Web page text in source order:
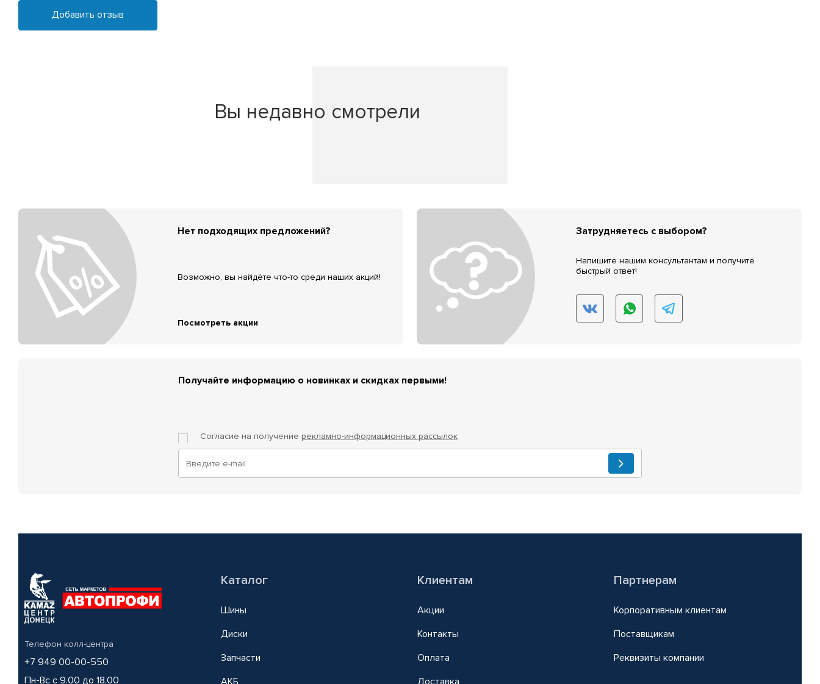
Добавить отзыв
Вы недавно смотрели
Нет подходящих предложений?
Возможно, вы найдёте что-то среди наших акций!
Посмотреть акции
Затрудняетесь с выбором?
Напишите нашим консультантам и получите
быстрый ответ!
Получайте информацию о новинках и скидках первыми!
Согласие на получение рекламно-информационных рассылок
Телефон колл-центра
+7 949 00-00-550
Пн-Вс с 9.00 до 18.00
Каталог
Шины
Диски
Запчасти
АКБ
Клиентам
Акции
Контакты
Оплата
Доставка
Партнерам
Корпоративным клиентам
Поставщикам
Реквизиты компании